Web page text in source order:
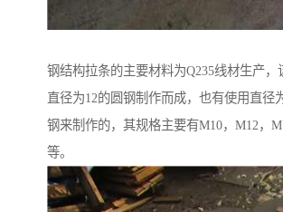
钢结构拉条的主要材料为Q235线材生产，
直径为12的圆钢制作而成，也有使用直径
钢来制作的，其规格主要有M10，M12，
等。